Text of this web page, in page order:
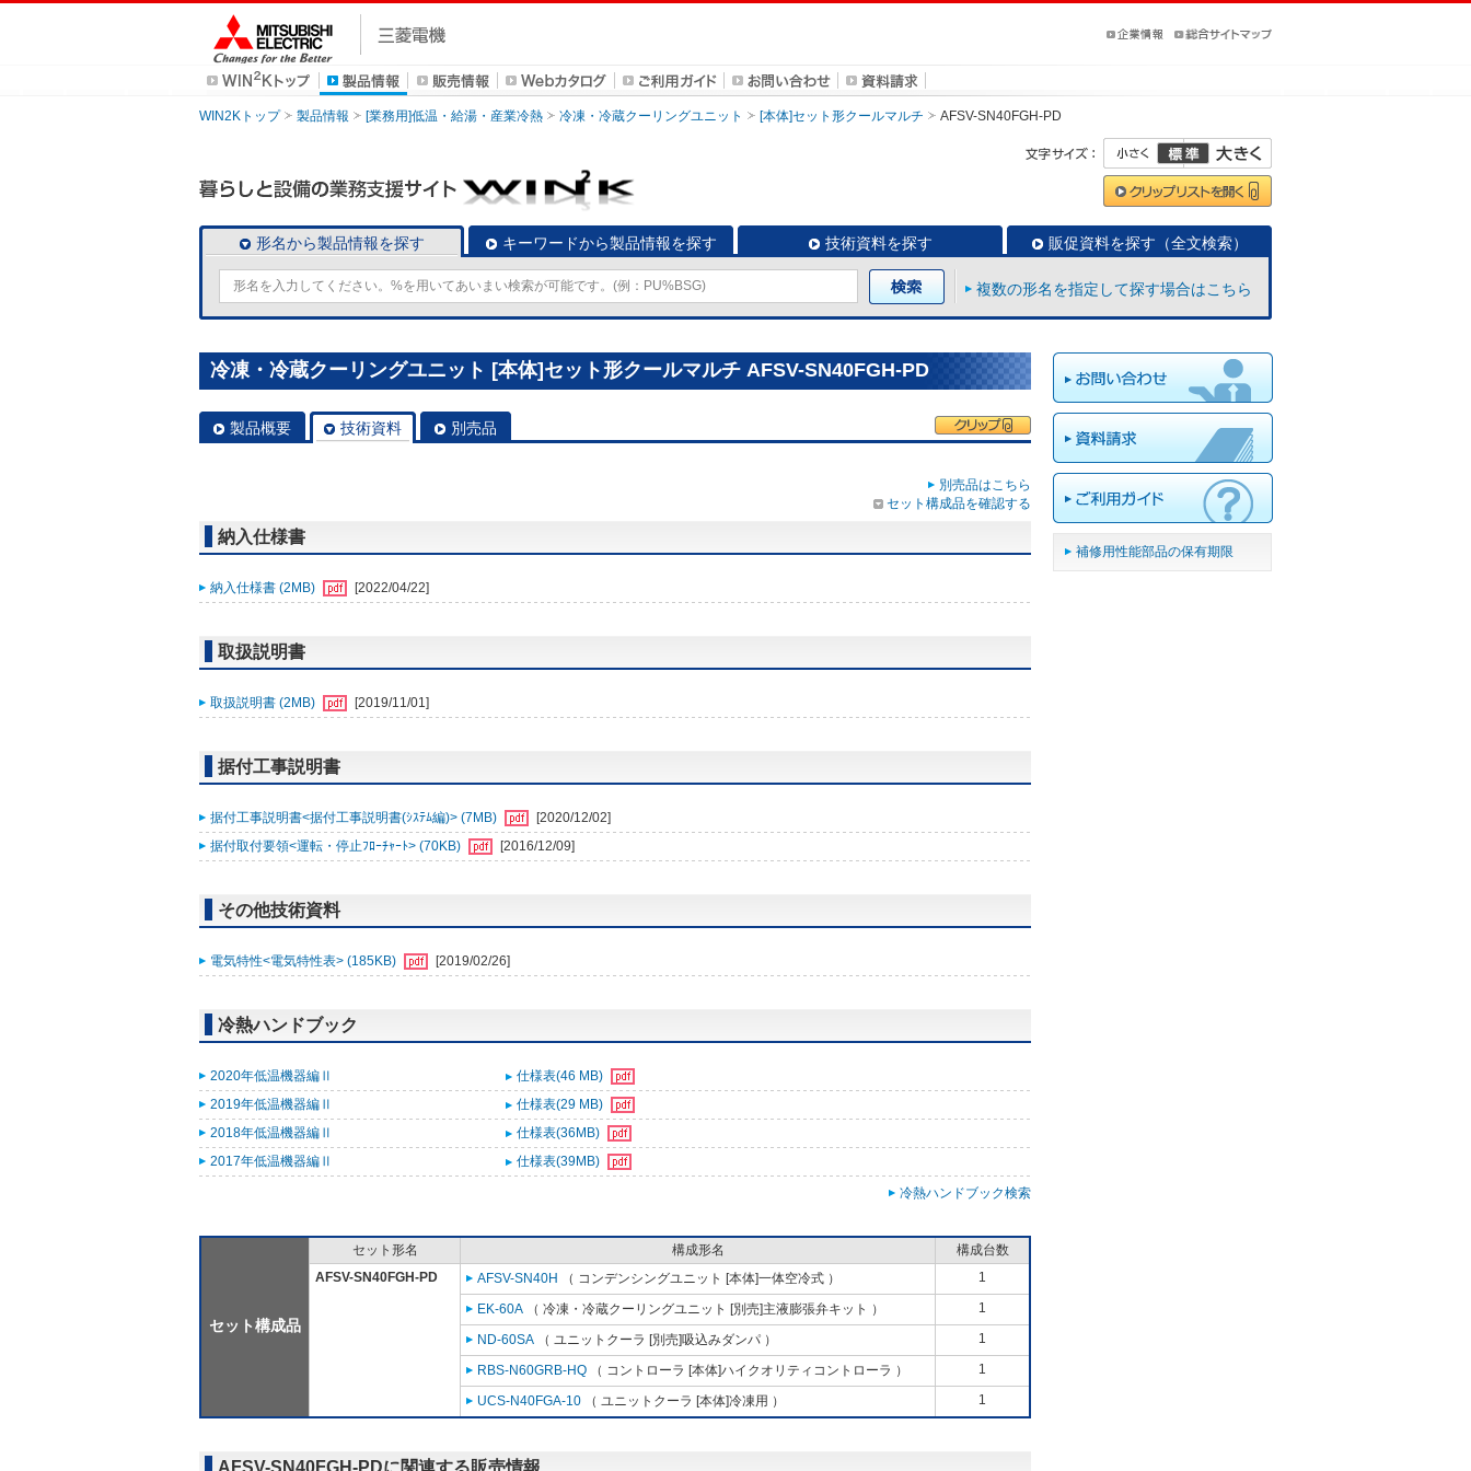
WIN2Kトップ 製品情報 [業務用]低温・給湯・産業冷熱 冷凍・冷蔵クーリングユニット [本体]セット形クールマルチ AFSV-SN40FGH-PD
形名から製品情報を探す キーワードから製品情報を探す 技術資料を探す 販促資料を探す（全文検索）
複数の形名を指定して探す場合はこちら
冷凍・冷蔵クーリングユニット [本体]セット形クールマルチ AFSV-SN40FGH-PD
製品概要 技術資料 別売品
別売品はこちら
セット構成品を確認する
納入仕様書
納入仕様書 (2MB) [2022/04/22]
取扱説明書
取扱説明書 (2MB) [2019/11/01]
据付工事説明書
据付工事説明書<据付工事説明書(ｼｽﾃﾑ編)> (7MB)
[2020/12/02]
据付取付要領<運転・停止ﾌﾛｰﾁｬｰﾄ> (70KB)
[2016/12/09]
その他技術資料
電気特性<電気特性表> (185KB) [2019/02/26]
冷熱ハンドブック
2020年低温機器編Ⅱ
仕様表(46 MB)
2019年低温機器編Ⅱ
仕様表(29 MB)
2018年低温機器編Ⅱ
仕様表(36MB)
2017年低温機器編Ⅱ
仕様表(39MB)
冷熱ハンドブック検索
セット構成品
セット形名 構成形名
構成台数
AFSV-SN40FGH-PD
AFSV-SN40H （ コンデンシングユニット [本体]一体空冷式 ） 1
EK-60A （ 冷凍・冷蔵クーリングユニット [別売]主液膨張弁キット ） 1
ND-60SA （ ユニットクーラ [別売]吸込みダンパ ） 1
RBS-N60GRB-HQ （ コントローラ [本体]ハイクオリティコントローラ ） 1
UCS-N40FGA-10 （ ユニットクーラ [本体]冷凍用 ） 1
AFSV-SN40FGH-PDに関連する販売情報
補修用性能部品の保有期限